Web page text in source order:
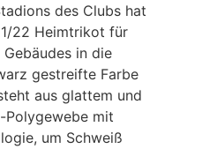
des Clubs hat
22 Heimtrikot für
in die
gestreifte Farbe
aus glattem und
Polygewebe mit
um Schweiß